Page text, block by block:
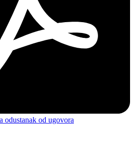
odustanak od ugovora